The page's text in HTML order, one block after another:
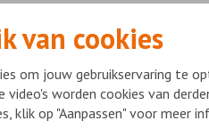
Ziekenhuischeck
Flevoziekenhuis 2026
van cookies
om jouw gebruikservaring te
worden cookies van
klik op "Aanpassen" voor